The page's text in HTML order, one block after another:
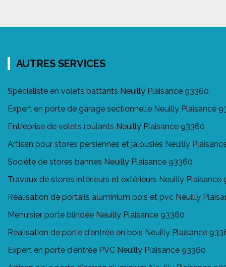
AUTRES SERVICES
Spécialiste en volets battants Neuilly Plaisance 93360
Expert en porte de garage sectionnelle Neuilly Plaisance
Entreprise de volets roulants Neuilly Plaisance 93360
Artisan pour stores persiennes et jalousies Neuilly
Société de stores bannes Neuilly Plaisance 93360
Travaux de stores intérieurs et extérieurs Neuilly Plaisance
Réalisation de portails aluminium bois et pvc Neuilly
Menuisier porte blindée Neuilly Plaisance 93360
Réalisation de porte d'entrée en bois Neuilly Plaisance
Expert en porte d'entrée PVC Neuilly Plaisance 93360